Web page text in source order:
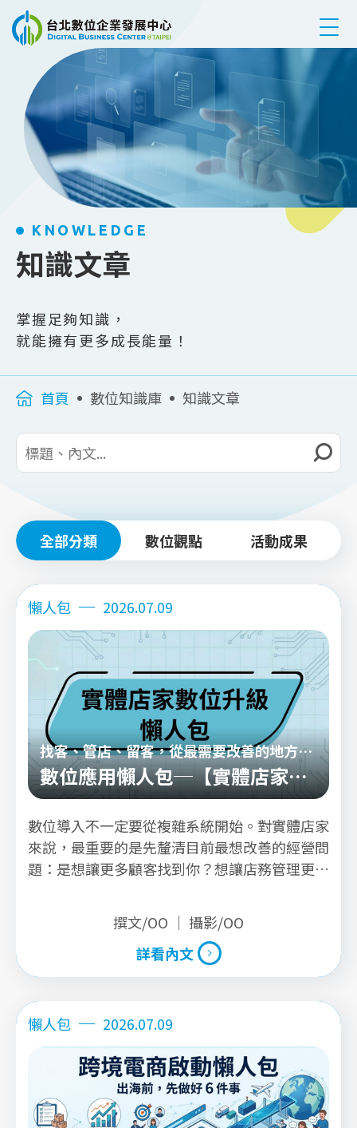
跳到主要內容
KNOWLEDGE
知識文章
掌握足夠知識，
就能擁有更多成長能量！
首頁 數位知識庫 知識文章
全部分類 數位觀點 活動成果
懶人包 2026.07.09
找客、管店、留客，從最需要改善的地方開
始
數位應用懶人包─【實體店家數
位升級篇】
數位導入不一定要從複雜系統開始。對實體店家
來說，最重要的是先釐清目前最想改善的經營問
題：是想讓更多顧客找到你？想讓店務管理更
人包將店家常見需求整理成三大升級方向，協助
店家用更直覺的方式判斷自己的數位導入起點。
撰文/OO ｜ 攝影/OO
詳看內文
懶人包
2026.07.09